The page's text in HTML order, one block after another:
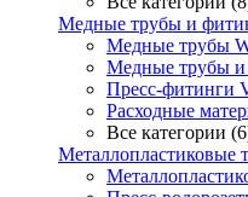
Медные трубы и
Медные трубы
Медные трубы
Пресс-фитинги
Расходные
Все категории
Металлопластиковые